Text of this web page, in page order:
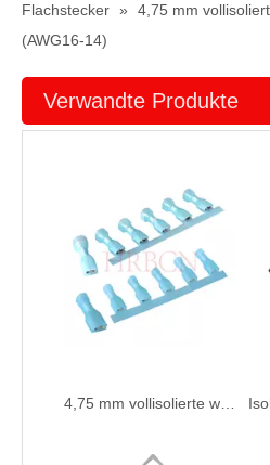
Flachstecker »
4,75 mm
(AWG16-14)
Verwandte Produkte